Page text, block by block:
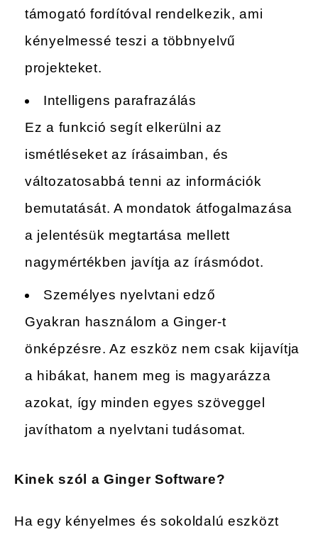
támogató fordítóval rendelkezik, ami
kényelmessé teszi a többnyelvű
projekteket.
Intelligens parafrazálás
Ez a funkció segít elkerülni az
ismétléseket az írásaimban, és
változatosabbá tenni az információk
bemutatását. A mondatok átfogalmazása
a jelentésük megtartása mellett
nagymértékben javítja az írásmódot.
Személyes nyelvtani edző
Gyakran használom a Ginger-t
önképzésre. Az eszköz nem csak kijavítja
a hibákat, hanem meg is magyarázza
azokat, így minden egyes szöveggel
javíthatom a nyelvtani tudásomat.
Kinek szól a Ginger Software?
Ha egy kényelmes és sokoldalú eszközt